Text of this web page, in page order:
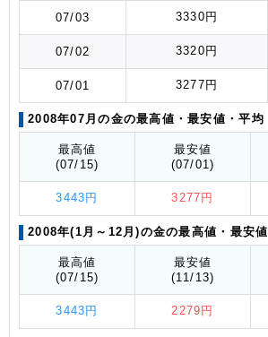
07/03 3330円
07/02 3320円
07/01 3277円
2008年07月の金の最高値 ・最安値 ・平均
最高値
(07/15)
最安値
(07/01)
3443円 3277円
2008年(1月～12月)の金の最高値 ・最安値
最高値
(07/15)
最安値
(11/13)
3443円 2279円